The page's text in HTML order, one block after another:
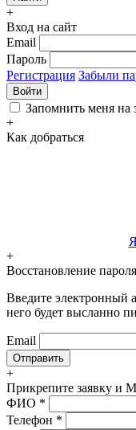
+
Вход на сайт
Email
Пароль
Регистрация Забыли
Войти
Запомнить меня на
+
Как добраться
+
Восстановление пароля
Введите электронный
него будет высланно
Email
+
Прикрепите заявку и
ФИО *
Телефон *